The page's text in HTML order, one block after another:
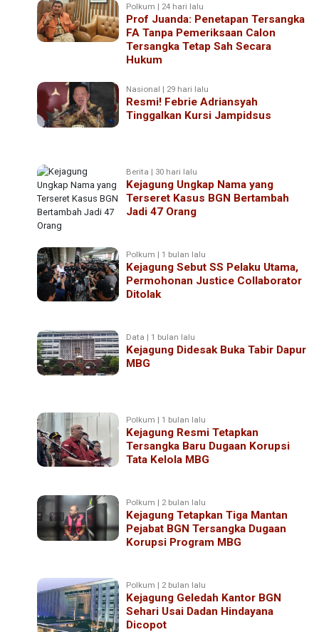
Polkum | 24 hari lalu
Prof Juanda: Penetapan Tersangka
FA Tanpa Pemeriksaan Calon
Tersangka Tetap Sah Secara
Hukum
Nasional | 29 hari lalu
Resmi! Febrie Adriansyah
Tinggalkan Kursi Jampidsus
Berita | 30 hari lalu
Kejagung Ungkap Nama yang
Terseret Kasus BGN Bertambah
Jadi 47 Orang
Polkum | 1 bulan lalu
Kejagung Sebut SS Pelaku Utama,
Permohonan Justice Collaborator
Ditolak
Data | 1 bulan lalu
Kejagung Didesak Buka Tabir Dapur
MBG
Polkum | 1 bulan lalu
Kejagung Resmi Tetapkan
Tersangka Baru Dugaan Korupsi
Tata Kelola MBG
Polkum | 2 bulan lalu
Kejagung Tetapkan Tiga Mantan
Pejabat BGN Tersangka Dugaan
Korupsi Program MBG
Polkum | 2 bulan lalu
Kejagung Geledah Kantor BGN
Sehari Usai Dadan Hindayana
Dicopot